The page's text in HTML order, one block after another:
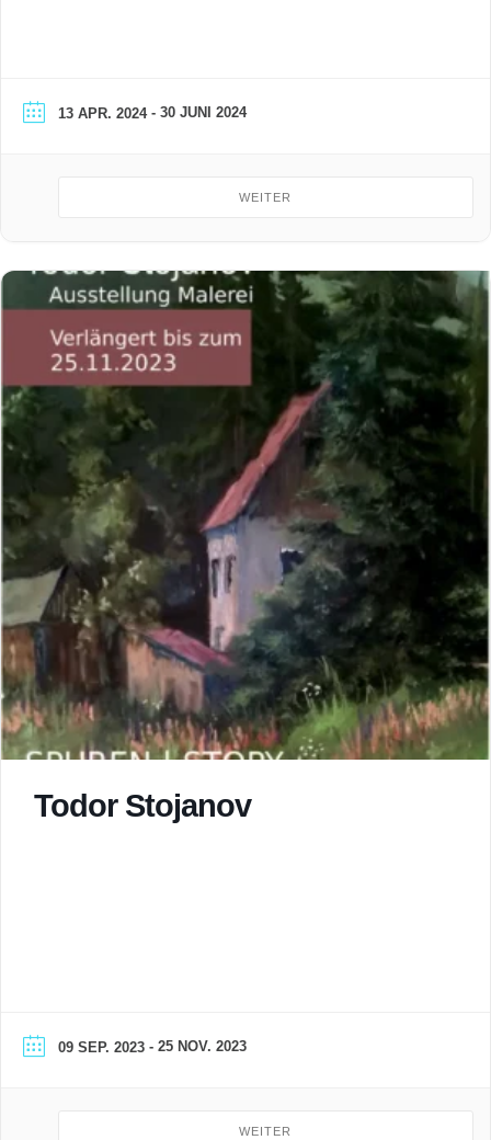
Bürgermeister in Streckewalde 1999 bis 2017
13 APR. 2024- 30 JUNI 2024
WEITER
Todor Stojanov
09 SEP. 2023 - 25 NOV. 2023
WEITER